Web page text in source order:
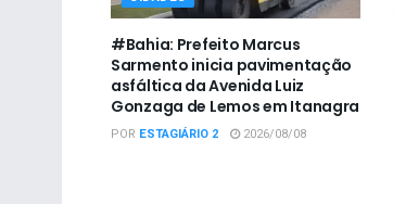
#Bahia: Prefeito Marcus
Sarmento inicia pavimentação
asfáltica da Avenida Luiz
Gonzaga de Lemos em Itanagra
POR ESTAGIÁRIO 2 2026/08/08